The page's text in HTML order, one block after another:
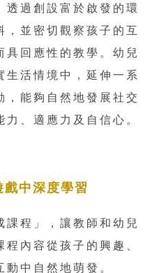
透過創設富於啟發的環
，並密切觀察孩子的互
具回應性的教學。幼兒
生活情境中，延伸一系
，能夠自然地發展社交
、適應力及自信心。
中深度學習
課程」，讓教師和幼兒
內容從孩子的興趣、
中自然地萌發。